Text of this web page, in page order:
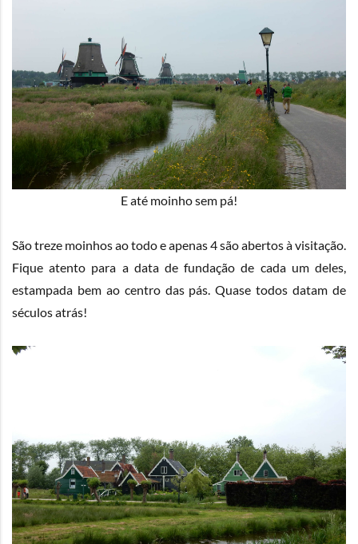
E até moinho sem pá!
São treze moinhos ao todo e apenas 4 são abertos à visitação.
Fique atento para a data de fundação de cada um deles,
estampada bem ao centro das pás. Quase todos datam de
séculos atrás!